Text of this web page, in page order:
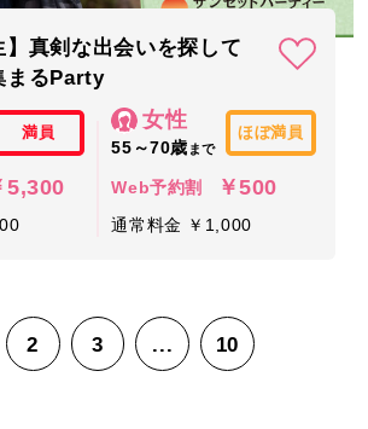
】真剣な出会いを探して
まるParty
満員
5,300
女性
55～70歳 まで
ほぼ満員
Web予約割 ￥500
通常料金 ￥1,000
2 3 ... 10